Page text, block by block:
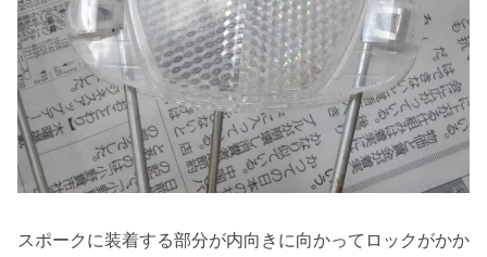
スポークに装着する部分が内向きに向かってロックがかか